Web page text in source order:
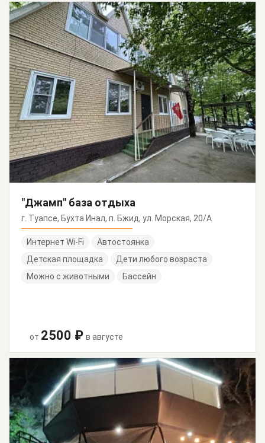
"Джамп" база отдыха
г. Туапсе, Бухта Инал, п. Бжид, ул. Морская, 20/А
Интернет Wi-Fi
Автостоянка
Детская площадка
Дети любого возраста
Можно с животными
Бассейн
от 2500 ₽ в августе